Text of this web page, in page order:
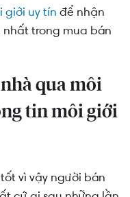
giới uy tín để nhận
trong mua bán
qua môi
tin môi giới
vì vậy người bán